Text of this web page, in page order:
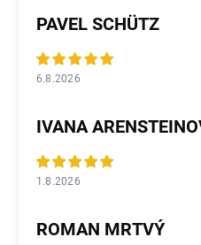
PAVEL SCHÜTZ
6.8.2026
IVANA
1.8.2026
ROMAN MRTVÝ